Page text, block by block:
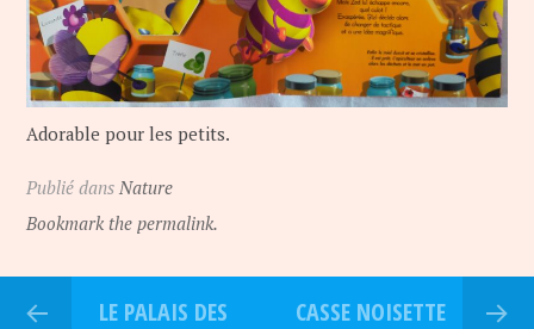
Adorable pour les petits.
Publié dansNature
Bookmark the permalink.
LE PALAIS DES
CASSE NOISETTE